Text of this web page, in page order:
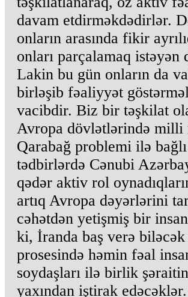
davam etdirməkdədirlər.
onların arasında fikir
onları parçalamaq istəyən
Lakin bu gün onların da
birləşib fəaliyyət
vacibdir. Biz bir təşkilat
Avropa dövlətlərində milli
Qarabağ problemi ilə
tədbirlərdə Cənubi
qədər aktiv rol
artıq Avropa dəyərlərini
cəhətdən yetişmiş bir
ki, İranda baş verə
prosesində həmin fəal
soydaşları ilə birlik
yaxından iştirak